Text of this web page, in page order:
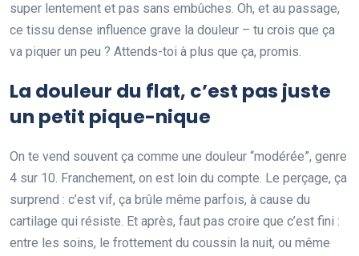
super lentement et pas sans embûches. Oh, et au passage,
ce tissu dense influence grave la douleur – tu crois que ça
va piquer un peu ? Attends-toi à plus que ça, promis.
La douleur du flat, c’est pas juste
un petit pique-nique
On te vend souvent ça comme une douleur “modérée”, genre
4 sur 10. Franchement, on est loin du compte. Le perçage, ça
surprend : c’est vif, ça brûle même parfois, à cause du
cartilage qui résiste. Et après, faut pas croire que c’est fini :
entre les soins, le frottement du coussin la nuit, ou même